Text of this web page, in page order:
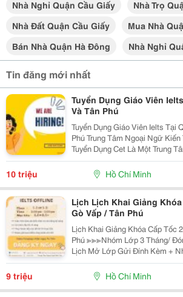
Nhà Nghỉ Quận Cầu Giấy
Nhà Trọ
Nhà Đất Quận Cầu Giấy
Mua Nhà
Bán Nhà Quận Hà Đông
Nhà Nghỉ
Tin đăng mới nhất
Tuyển Dụng Giáo Viên
Và Tân Phú
Tuyển Dụng Giáo Viên Ielts Tại
Phú Trung Tâm Ngoại Ngữ Kiến Tạo C.e.t Thông Báo
Tuyển Dụng Cet Là Một Trung Tâm Ngoại Ngữ Đã Được
Thành Lập 16 Năm Chuyên Về
10 triệu Hồ Chí Minh
Lịch Lịch Khai Giảng
Gò Vấp / Tân Phú
Lịch Khai Giảng Khóa Cấp Tốc
Phú ≫≫≫Nhóm Lớp 3 Tháng/ Đóng Tiền Hp Theo Khóa +
Lịch Mở Lớp Gửi Đính Kèm +
Lớp + Giáo Trình Ielts Có Band
Nước Ngoài Bám Sát + Chia
9 triệu Hồ Chí Minh